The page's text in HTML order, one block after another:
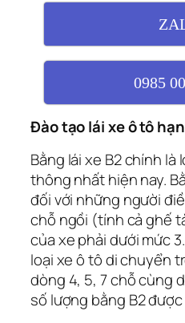
0985
Đào tạo lái xe ô tô
Bằng lái xe B2 chính là
thông nhất hiện nay.
đối với những người
chỗ ngồi (tính cả ghế
của xe phải dưới mức
loại xe ô tô di chuyển
dòng 4, 5, 7 chỗ cùng
số lượng bằng B2